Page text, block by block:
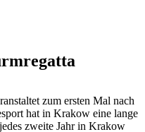
zum ersten Mal nach
hat in Krakow eine lange
zweite Jahr in Krakow